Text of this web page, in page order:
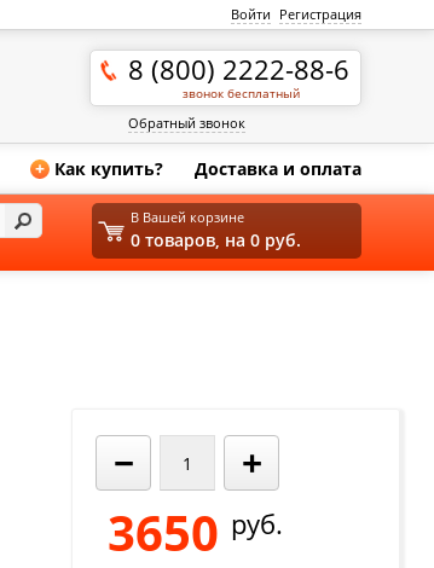
Войти Регистрация
8 (800) 2222-88-6
звонок бесплатный
Обратный звонок
+ Как купить? Доставка и оплата
− +
3650 руб.
В Вашей корзине
0 товаров, на 0 руб.